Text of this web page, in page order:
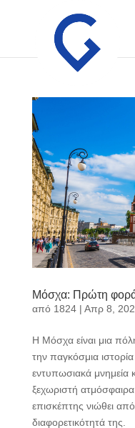
Μόσχα: Πρώτη
από 1824| Απρ 8,
Η Μόσχα είναι μια
την παγκόσμια ιστορία
εντυπωσιακά μνημεία
ξεχωριστή
επισκέπτης νιώθει
διαφορετικότητά της.